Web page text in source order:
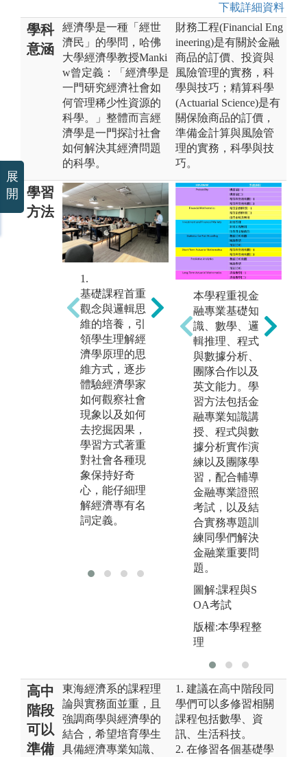
下載詳細資料
學科
意涵
經濟學是一種「經世
濟民」的學問，哈佛
大學經濟學教授Manki
w曾定義：「經濟學是
一門研究經濟社會如
何管理稀少性資源的
科學。」整體而言經
濟學是一門探討社會
如何解決其經濟問題
的科學。
財務工程(Financial Eng
ineering)是有關於金融
商品的訂價、投資與
風險管理的實務，科
學與技巧；精算科學
(Actuarial Science)是有
關保險商品的訂價，
準備金計算與風險管
理的實務，科學與技
巧。
學習
方法
1.
基礎課程首重
觀念與邏輯思
維的培養，引
領學生理解經
濟學原理的思
維方式，逐步
體驗經濟學家
如何觀察社會
現象以及如何
去挖掘因果，
學習方式著重
對社會各種現
象保持好奇
心，能仔細理
解經濟專有名
詞定義。
2.
進階之專業課
程強調分析能
力的訓練，透
過理論與模型
的推導，能完
整敘述消費者
或廠商行為，
甚至是整體社
會以及國家經
濟，學習方式
主要是養成能
嚴謹有條理的
去分析與推
理。
本學程重視金
融專業基礎知
識、數學、邏
輯推理、程式
與數據分析、
團隊合作以及
英文能力。學
習方法包括金
融專業知識講
授、程式與數
據分析實作演
練以及團隊學
習，配合輔導
金融專業證照
考試，以及結
合實務專題訓
練同學們解決
金融業重要問
題。
圖解:課程與S
OA考試
版權:本學程整
理
高中
階段
可以
準備
東海經濟系的課程理
論與實務面並重，且
強調商學與經濟學的
結合，希望培育學生
具備經濟專業知識、
1. 建議在高中階段同
學們可以多修習相關
課程包括數學、資
訊、生活科技。
2. 在修習各個基礎學
展
開